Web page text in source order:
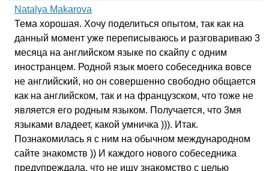
Natalya Makarova
Тема хорошая. Хочу поделиться опытом, так как на
данный момент уже переписываюсь и разговариваю 3
месяца на английском языке по скайпу с одним
иностранцем. Родной язык моего собеседника вовсе
не английский, но он совершенно свободно общается
как на английском, так и на французском, что тоже не
является его родным языком. Получается, что 3мя
языками владеет, какой умничка ))). Итак.
Познакомилась я с ним на обычном международном
сайте знакомств )) И каждого нового собеседника
предупреждала, что не ищу знакомство с целью